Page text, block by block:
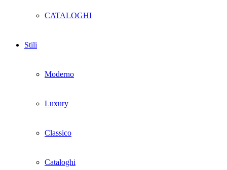
CATALOGHI
Stili
Moderno
Luxury
Classico
Cataloghi